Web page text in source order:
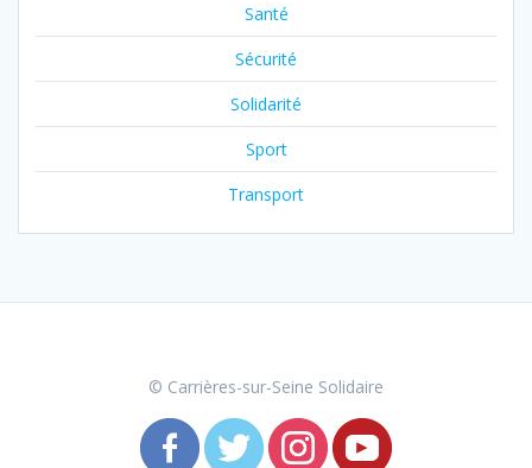
Santé
Sécurité
Solidarité
Sport
Transport
© Carrières-sur-Seine Solidaire